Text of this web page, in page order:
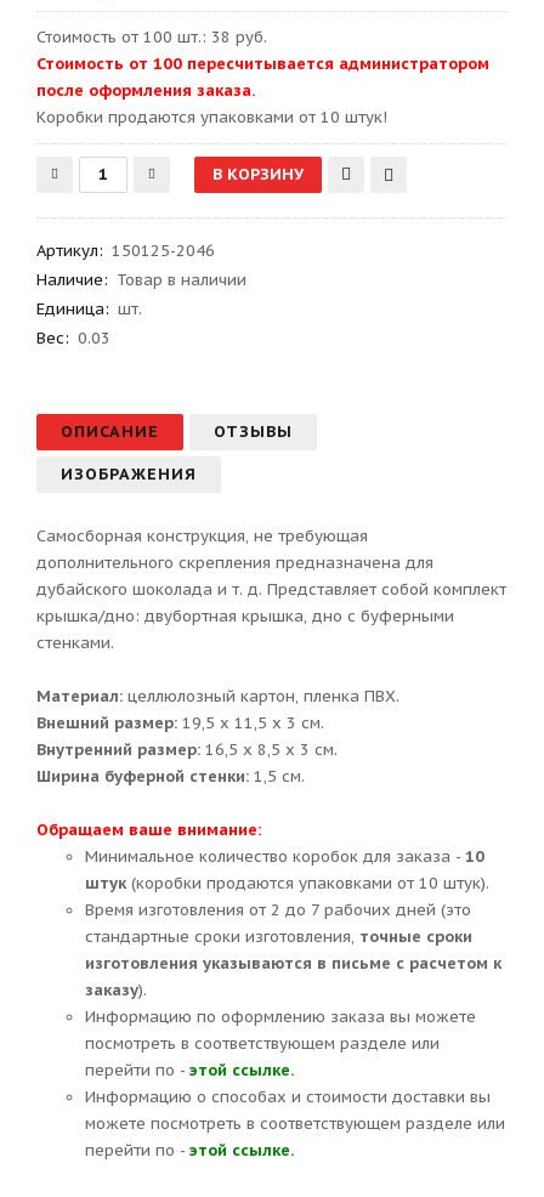
Стоимость от 100 шт.: 38 руб.
Стоимость от 100 пересчитывается администратором
после оформления заказа.
Kоробки продаются упаковками от 10 штук!
Артикул: 150125-2046
Наличие: Товар в наличии
Единица: шт.
Вес: 0.03
ОПИСАНИЕ ОТЗЫВЫ
ИЗОБРАЖЕНИЯ
Самосборная конструкция, не требующая
дополнительного скрепления предназначена для
дубайского шоколада и т. д. Представляет собой комплект
крышка/дно: двубортная крышка, дно с буферными
стенками.
Материал: целлюлозный картон, пленка ПВХ.
Внешний размер: 19,5 х 11,5 х 3 см.
Внутренний размер: 16,5 х 8,5 х 3 см.
Ширина буферной стенки: 1,5 см.
Обращаем ваше внимание:
Минимальное количество коробок для заказа - 10
штук(коробки продаются упаковками от 10 штук).
Время изготовления от 2 до 7 рабочих дней (это
стандартные сроки изготовления, точные сроки
изготовления указываются в письме с расчетом к
заказу).
Информацию по оформлению заказа вы можете
посмотреть в соответствующем разделе или
перейти по - этой ссылке.
Информацию о способах и стоимости доставки вы
можете посмотреть в соответствующем разделе или
перейти по - этой ссылке.